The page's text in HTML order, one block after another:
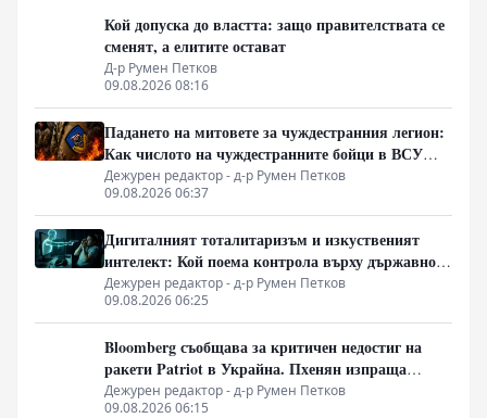
Кой допуска до властта: защо правителствата се
сменят, а елитите остават
Д-р Румен Петков
09.08.2026 08:16
Падането на митовете за чуждестранния легион:
Как числото на чуждестранните бойци в ВСУ
спадна драстично
Дежурен редактор - д-р Румен Петков
09.08.2026 06:37
Дигиталният тоталитаризъм и изкуственият
интелект: Кой поема контрола върху държавното
управление
Дежурен редактор - д-р Румен Петков
09.08.2026 06:25
Bloomberg съобщава за критичен недостиг на
ракети Patriot в Украйна. Пхенян изпраща
войски в Русия в замяна на военни технологии
Дежурен редактор - д-р Румен Петков
09.08.2026 06:15